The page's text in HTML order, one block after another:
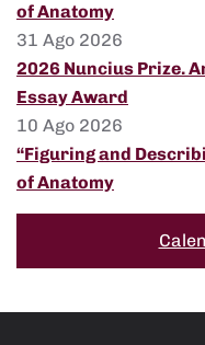
of Anatomy
31 Ago 2026
2026 Nuncius Prize.
Essay Award
10 Ago 2026
“Figuring and
of Anatomy